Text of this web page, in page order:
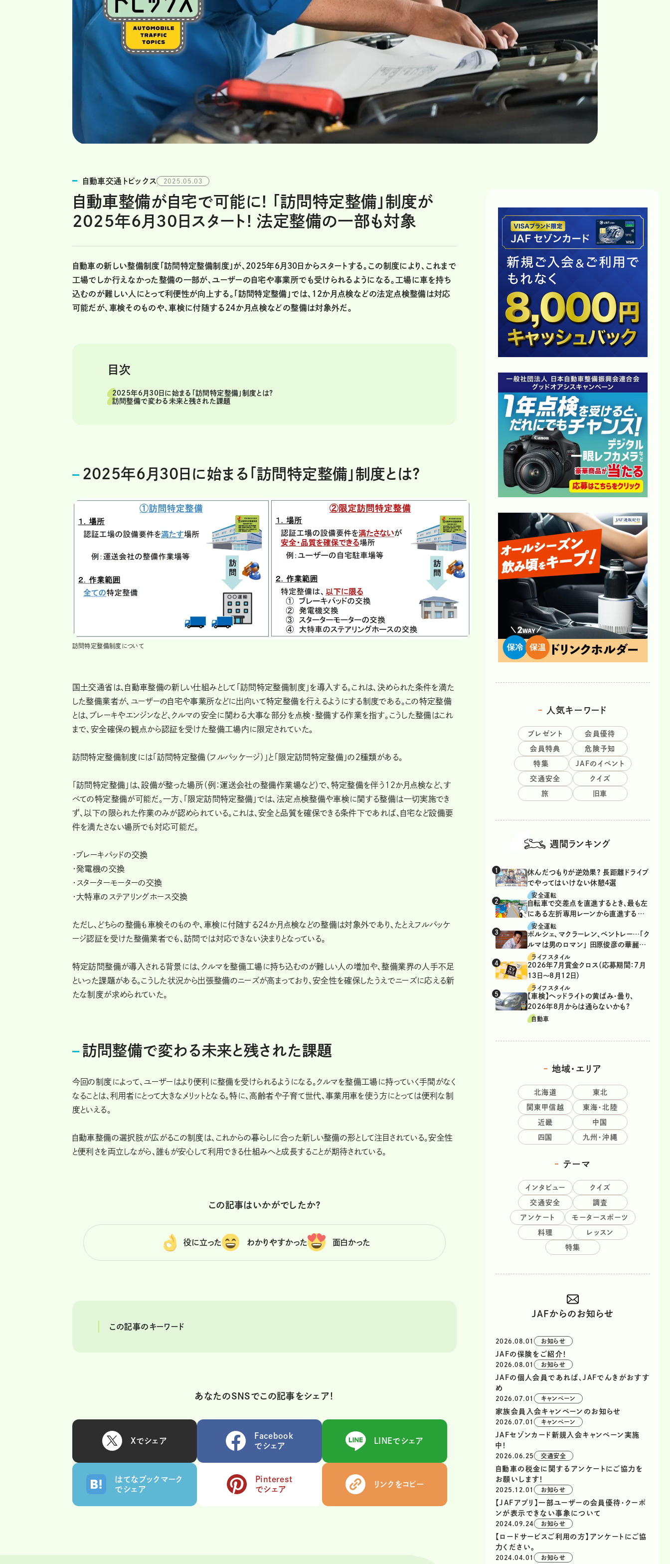
自動車交通トピックス 2025.05.03
自動車整備が自宅で可能に! 「訪問特定整備」制度が
2025年6月30日スタート! 法定整備の一部も対象
自動車の新しい整備制度「訪問特定整備制度」が、2025年6月30日からスタートする。この制度により、これまで
工場でしか行えなかった整備の一部が、ユーザーの自宅や事業所でも受けられるようになる。工場に車を持ち
込むのが難しい人にとって利便性が向上する。「訪問特定整備」では、12か月点検などの法定点検整備は対応
可能だが、車検そのものや、車検に付随する24か月点検などの整備は対象外だ。
目次
2025年6月30日に始まる「訪問特定整備」制度とは?
訪問整備で変わる未来と残された課題
2025年6月30日に始まる「訪問特定整備」制度とは?
訪問特定整備制度について
国土交通省は、自動車整備の新しい仕組みとして「訪問特定整備制度」を導入する。これは、決められた条件を満た
した整備業者が、ユーザーの自宅や事業所などに出向いて特定整備を行えるようにする制度である。この特定整備
とは、ブレーキやエンジンなど、クルマの安全に関わる大事な部分を点検・整備する作業を指す。こうした整備はこれ
まで、安全確保の観点から認証を受けた整備工場内に限定されていた。
訪問特定整備制度には「訪問特定整備（フルパッケージ）」と「限定訪問特定整備」の2種類がある。
「訪問特定整備」は、設備が整った場所（例：運送会社の整備作業場など）で、特定整備を伴う12か月点検など、す
べての特定整備が可能だ。一方、「限定訪問特定整備」では、法定点検整備や車検に関する整備は一切実施でき
ず、以下の限られた作業のみが認められている。これは、安全と品質を確保できる条件下であれば、自宅など設備要
件を満たさない場所でも対応可能だ。
・ブレーキパッドの交換
・発電機の交換
・スターターモーターの交換
・大特車のステアリングホース交換
ただし、どちらの整備も車検そのものや、車検に付随する24か月点検などの整備は対象外であり、たとえフルパッケ
ージ認証を受けた整備業者でも、訪問では対応できない決まりとなっている。
特定訪問整備が導入される背景には、クルマを整備工場に持ち込むのが難しい人の増加や、整備業界の人手不足
といった課題がある。こうした状況から出張整備のニーズが高まっており、安全性を確保したうえでニーズに応える新
たな制度が求められていた。
訪問整備で変わる未来と残された課題
今回の制度によって、ユーザーはより便利に整備を受けられるようになる。クルマを整備工場に持っていく手間がなく
なることは、利用者にとって大きなメリットとなる。特に、高齢者や子育て世代、事業用車を使う方にとっては便利な制
度といえる。
自動車整備の選択肢が広がるこの制度は、これからの暮らしに合った新しい整備の形として注目されている。安全性
と便利さを両立しながら、誰もが安心して利用できる仕組みへと成長することが期待されている。
この記事はいかがでしたか？
役に立った わかりやすかった 面白かった
この記事のキーワード
あなたのSNSでこの記事をシェア！
Xでシェア
Facebook
でシェア
LINEでシェア
はてなブックマーク
でシェア
Pinterest
でシェア
リンクをコピー
人気キーワード
プレゼント 会員優待
会員特典 危険予知
特集 JAFのイベント
交通安全 クイズ
旅 旧車
週間ランキング
休んだつもりが逆効果？ 長距離ドライブ
でやってはいけない休憩4選
安全運転
自転車で交差点を直進するとき、最も左
にある左折専用レーンから直進するの
は、違反？
安全運転
ポルシェ、マクラーレン、ベントレー…「ク
ルマは男のロマン」 田原俊彦の華麗な
る愛車遍歴
ライフスタイル
2026年7月賞金クロス（応募期間：7月
13日～8月12日）
ライフスタイル
【車検】ヘッドライトの黄ばみ・曇り、
2026年8月からは通らないかも?
自動車
地域・エリア
北海道 東北
関東甲信越 東海・北陸
近畿 中国
四国 九州・沖縄
テーマ
インタビュー クイズ
交通安全 調査
アンケート モータースポーツ
料理 レッスン
特集
JAFからのお知らせ
2026.08.01 お知らせ
JAFの保険をご紹介！
2026.08.01 お知らせ
JAFの個人会員であれば、JAFでんきがおすす
め
2026.07.01 キャンペーン
家族会員入会キャンペーンのお知らせ
2026.07.01 キャンペーン
JAFセゾンカード新規入会キャンペーン実施
中！
2026.06.25 交通安全
自動車の税金に関するアンケートにご協力を
お願いします！
2025.12.01 お知らせ
【JAFアプリ】一部ユーザーの会員優待・クーポ
ンが表示できない事象について
2024.09.24 お知らせ
【ロードサービスご利用の方】アンケートにご協
力ください。
2024.04.01 お知らせ